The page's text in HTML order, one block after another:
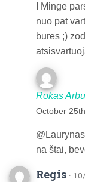
I Minge
nuo pat
bures ;)
Rokas
October
na štai,
Regis ·